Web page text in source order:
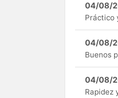
04/08/
Práctico
04/08/
Buenos
04/08/
Rapidez